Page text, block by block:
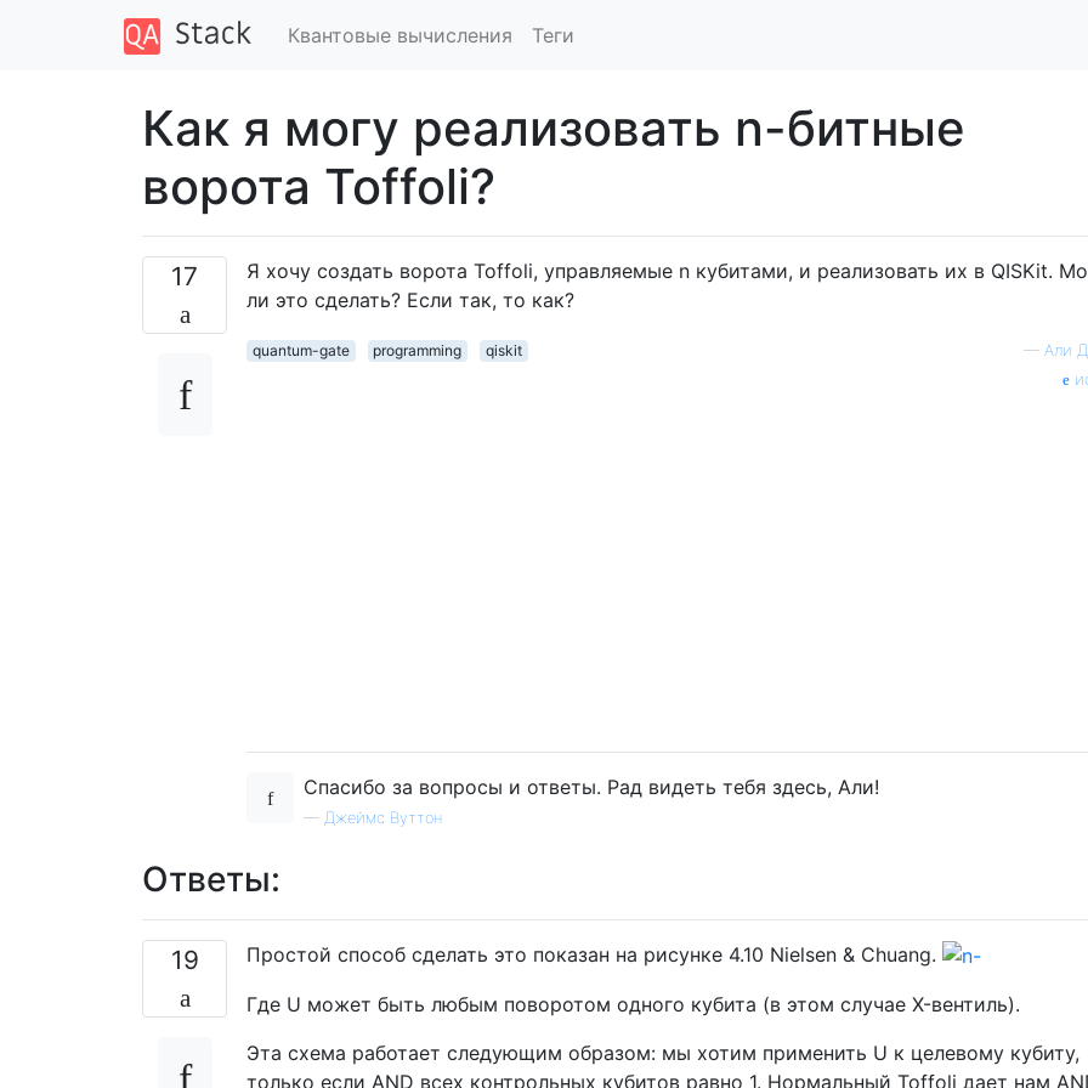
Квантовые вычисления Теги
Как я могу реализовать n-битные
ворота Toffoli?
17
Я хочу создать ворота Toffoli, управляемые n кубитами, и реализовать их в QISKit.
ли это сделать? Если так, то как?
quantum-gate programming qiskit — Али
Спасибо за вопросы и ответы. Рад видеть тебя здесь, Али!
— Джеймс Вуттон
Ответы:
19 Простой способ сделать это показан на рисунке 4.10 Nielsen & Chuang.
Где U может быть любым поворотом одного кубита (в этом случае X-вентиль).
Эта схема работает следующим образом: мы хотим применить U к целевому кубиту,
только если AND всех контрольных кубитов равно 1. Нормальный Toffoli дает нам